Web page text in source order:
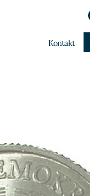
Kontakt